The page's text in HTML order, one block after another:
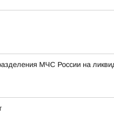
МЧС России на